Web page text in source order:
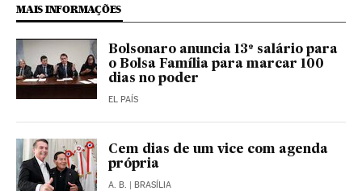
MAIS INFORMAÇÕES
Bolsonaro anuncia 13º salário para
o Bolsa Família para marcar 100
dias no poder
EL PAÍS
Cem dias de um vice com agenda
própria
A. B. | BRASÍLIA